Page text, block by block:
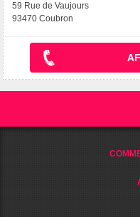
59 Rue de Vaujours
93470 Coubron